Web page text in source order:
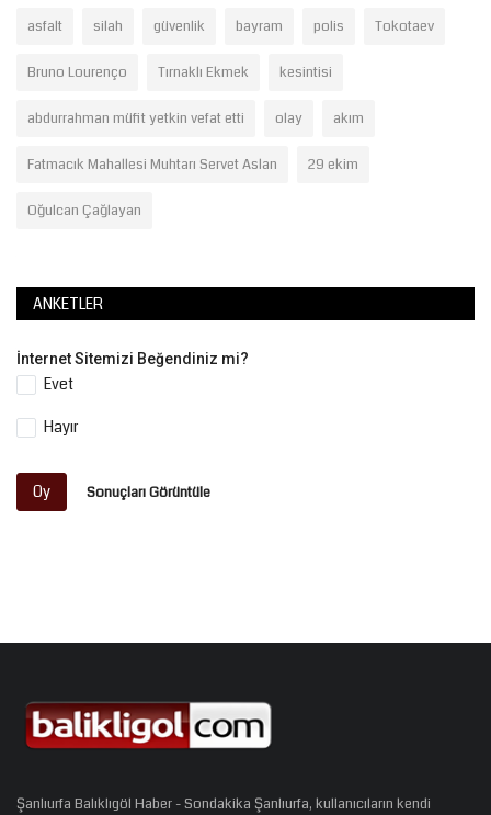
asfalt silah güvenlik bayram polis Tokotaev
Bruno Lourenço Tırnaklı Ekmek kesintisi
abdurrahman müfit yetkin vefat etti olay akım
Fatmacık Mahallesi Muhtarı Servet Aslan 29 ekim
Oğulcan Çağlayan
ANKETLER
İnternet Sitemizi Beğendiniz mi?
Evet
Hayır
Oy Sonuçları Görüntüle
Şanlıurfa Balıklıgöl Haber - Sondakika Şanlıurfa, kullanıcıların kendi